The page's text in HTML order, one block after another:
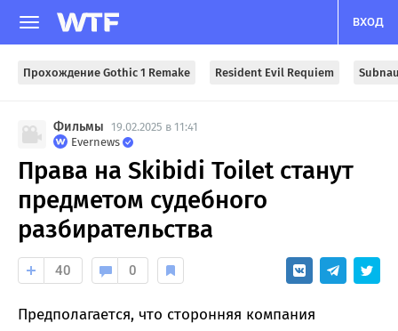
ВХОД
Прохождение Gothic 1 Remake Resident Evil Requiem
Фильмы
19.02.2025 в 11:41
Evernews
Права на Skibidi Toilet станут
предметом судебного
разбирательства
40 0
Предполагается, что сторонняя компания